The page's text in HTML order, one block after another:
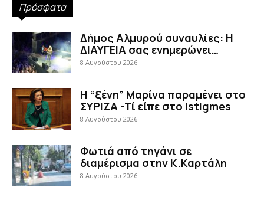
Πρόσφατα
Δήμος Αλμυρού συναυλίες: Η
ΔΙΑΥΓΕΙΑ σας ενημερώνει…
8 Αυγούστου 2026
Η “ξένη” Μαρίνα παραμένει στο
ΣΥΡΙΖΑ -Τί είπε στο istigmes
8 Αυγούστου 2026
Φωτιά από τηγάνι σε
διαμέρισμα στην Κ.Καρτάλη
8 Αυγούστου 2026